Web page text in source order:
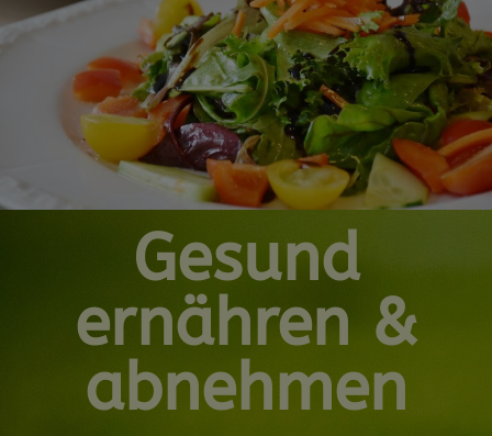
Gesund
ernähren &
abnehmen